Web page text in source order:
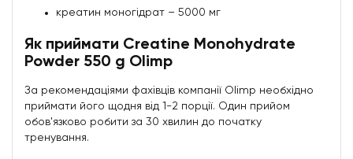
креатин моногідрат – 5000 мг
Як приймати Creatine Monohydrate
Powder 550 g Olimp
За рекомендаціями фахівців компанії Olimp необхідно
приймати його щодня від 1-2 порції. Один прийом
обов'язково робити за 30 хвилин до початку
тренування.